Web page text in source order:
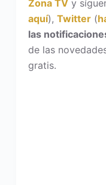
Zona TVy
aquí), Twitter(
las
de las
gratis.